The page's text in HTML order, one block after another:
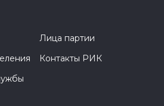
Лица партии
Контакты РИК